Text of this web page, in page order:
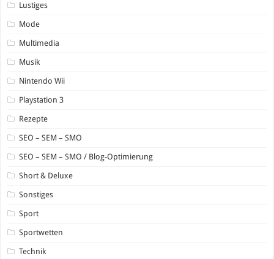
Lustiges
Mode
Multimedia
Musik
Nintendo Wii
Playstation 3
Rezepte
SEO – SEM – SMO
SEO – SEM – SMO / Blog-Optimierung
Short & Deluxe
Sonstiges
Sport
Sportwetten
Technik